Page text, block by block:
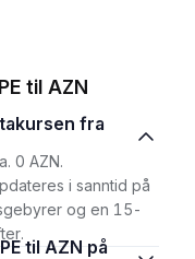
til AZN
0 AZN.
i sanntid på
og en 15-